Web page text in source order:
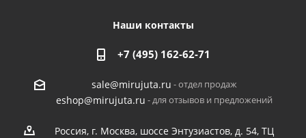
Наши контакты
+7 (495) 162-62-71
sale@mirujuta.ru - отдел продаж
eshop@mirujuta.ru - для отзывов и предложений
Россия, г. Москва, шоссе Энтузиастов, д. 54, ТЦ